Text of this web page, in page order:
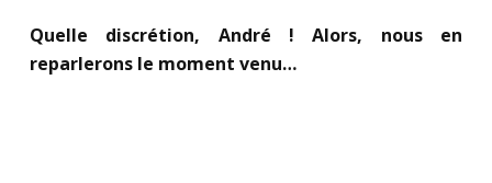
Quelle discrétion, André ! Alors, nous en
reparlerons le moment venu…